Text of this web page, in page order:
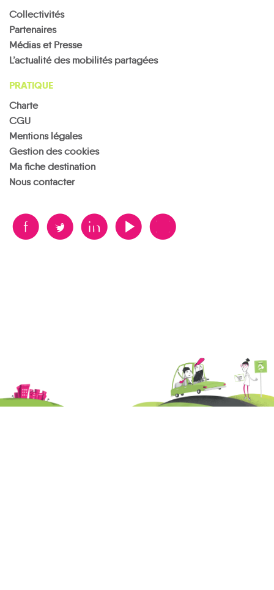
Collectivités
Partenaires
Médias et Presse
L’actualité des mobilités partagées
PRATIQUE
Charte
CGU
Mentions légales
Gestion des cookies
Ma fiche destination
Nous contacter
B A D F V